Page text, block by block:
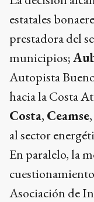
estatales
prestadora del
municipios;
Autopista
hacia la Costa
Costa, Ceamse,
al sector
En paralelo, la
Asociación de